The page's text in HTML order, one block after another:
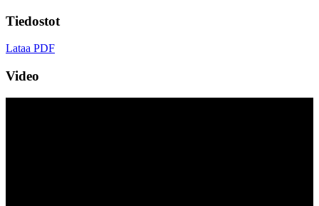
Tiedostot
Lataa PDF
Video